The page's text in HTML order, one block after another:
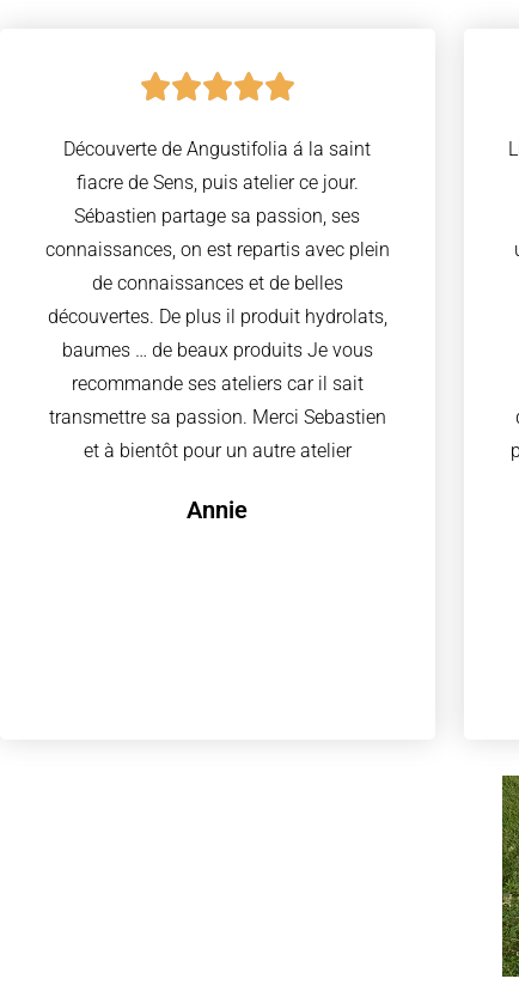
Découverte de Angustifolia á la saint
fiacre de Sens, puis atelier ce jour.
Sébastien partage sa passion, ses
connaissances, on est repartis avec plein
de connaissances et de belles
découvertes. De plus il produit hydrolats,
baumes … de beaux produits Je vous
recommande ses ateliers car il sait
transmettre sa passion. Merci Sebastien
et à bientôt pour un autre atelier
Annie